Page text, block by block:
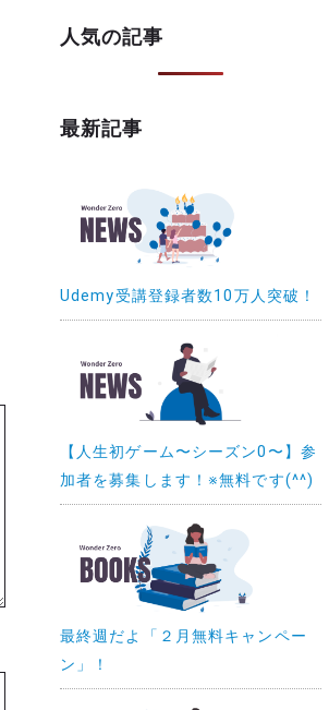
人気の記事
最新記事
Udemy受講登録者数10万人突破！
【人生初ゲーム〜シーズン0〜】参
加者を募集します！※無料です(^^)
最終週だよ「２月無料キャンペー
ン」！